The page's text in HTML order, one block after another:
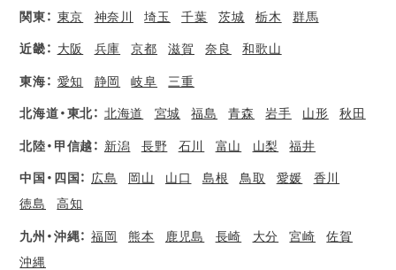
関東： 東京 神奈川 埼玉 千葉 茨城 栃木 群馬
近畿： 大阪 兵庫 京都 滋賀 奈良 和歌山
東海： 愛知 静岡 岐阜 三重
北海道・東北： 北海道 宮城 福島 青森 岩手 山形 秋田
北陸・甲信越： 新潟 長野 石川 富山 山梨 福井
中国・四国： 広島 岡山 山口 島根 鳥取 愛媛
香川
徳島
高知
九州・沖縄： 福岡 熊本 鹿児島 長崎 大分 宮崎
佐賀
沖縄